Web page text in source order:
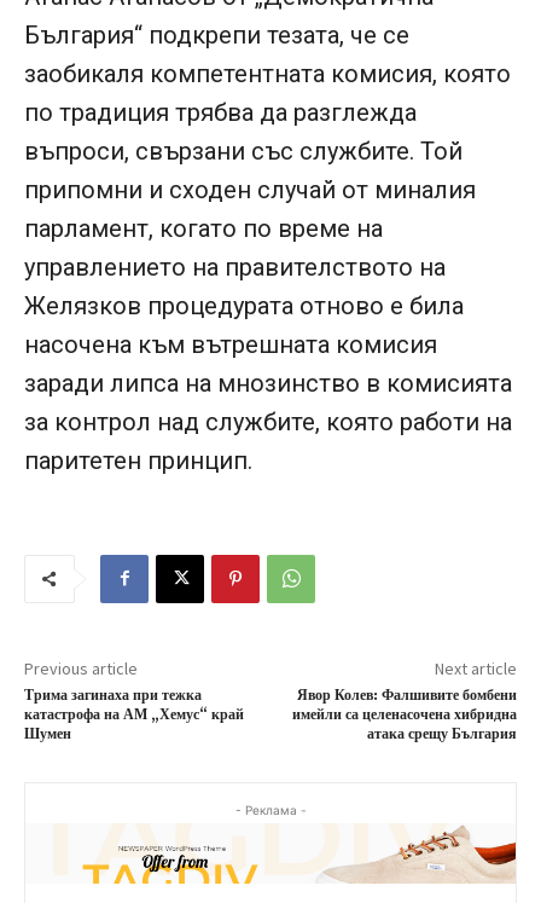
България“ подкрепи тезата, че се
заобикаля компетентната комисия, която
по традиция трябва да разглежда
въпроси, свързани със службите. Той
припомни и сходен случай от миналия
парламент, когато по време на
управлението на правителството на
Желязков процедурата отново е била
насочена към вътрешната комисия
заради липса на мнозинство в комисията
за контрол над службите, която работи на
паритетен принцип.
Previous article
Трима загинаха при тежка
катастрофа на АМ „Хемус“ край
Шумен
Next article
Явор Колев: Фалшивите бомбени
имейли са целенасочена хибридна
атака срещу България
- Реклама -